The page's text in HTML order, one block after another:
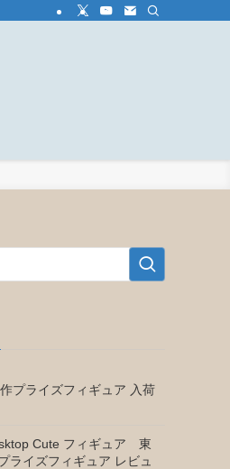
プライズフィギュア 入荷
Cute フィギュア 東
ライズフィギュア レビュ